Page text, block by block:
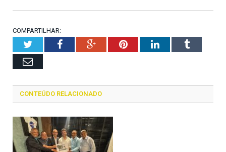
COMPARTILHAR:
TwitterFacebookGoogle+PinterestLinkedInTumblr
Email
CONTEÚDO RELACIONADO